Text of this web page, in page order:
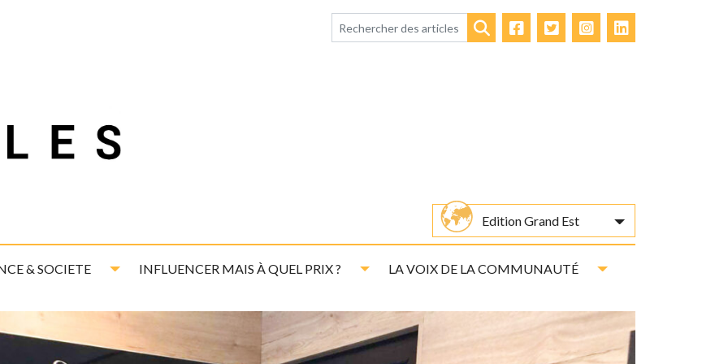
& SOCIETE Toggle Dropdown
INFLUENCER MAIS À QUEL PRIX ? Toggle Dropdown
LA VOIX DE LA COMMUNAUTÉ Toggle Dropdown
FacebookTwitterInstagram
Edition Grand Est